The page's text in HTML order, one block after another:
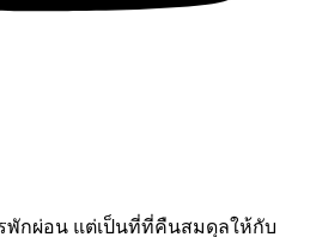
พักผ่อน แต่เป็นที่ที่คืนสมดุลให้กับ